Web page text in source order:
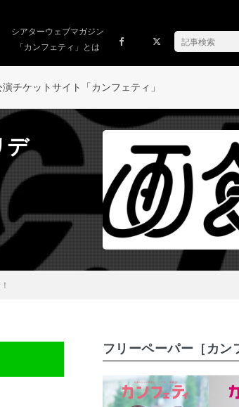
シアターウェブマガジン
「カンフェティ」とは
演チケットサイト「カンフェティ」
デ
フリーペーパー［カン